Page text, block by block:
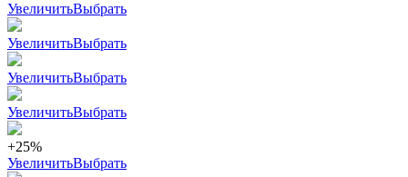
УвеличитьВыбрать
УвеличитьВыбрать
УвеличитьВыбрать
УвеличитьВыбрать
+25%
УвеличитьВыбрать